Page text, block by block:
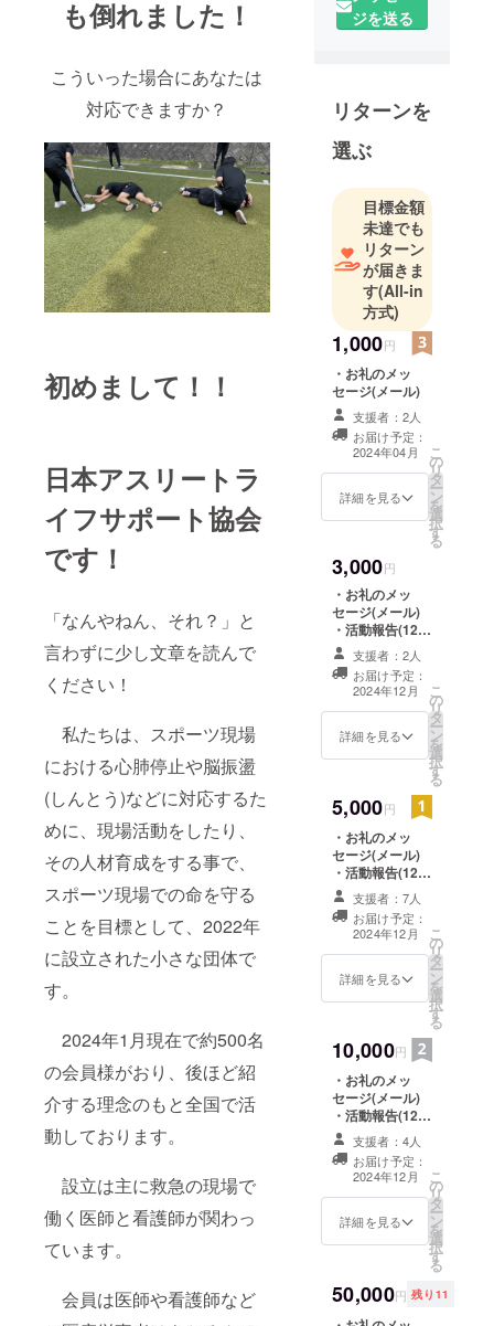
も倒れました！
こういった場合にあなたは
対応できますか？
初めまして！！
日本アスリートラ
イフサポート協会
です！
「なんやねん、それ？」と
言わずに少し文章を読んで
ください！
私たちは、スポーツ現場
における心肺停止や脳振盪
(しんとう)などに対応するた
めに、現場活動をしたり、
その人材育成をする事で、
スポーツ現場での命を守る
ことを目標として、2022年
に設立された小さな団体で
す。
2024年1月現在で約500名
の会員様がおり、後ほど紹
介する理念のもと全国で活
動しております。
設立は主に救急の現場で
働く医師と看護師が関わっ
ています。
会員は医師や看護師など
ジを送る
リターンを
選ぶ
目標金額
未達でも
リターン
が届きま
す(All-in
方式)
1,000円
・お礼のメッ
セージ(メール)
支援者：2人
お届け予定：
2024年04月
詳細を見る
こ
の
リ
タ
ー
ン
を
選
択
す
る
3,000円
・お礼のメッ
セージ(メール)
・活動報告(12月
までの活動につ
き、およそ毎月
メールにて報告
します)
支援者：2人
お届け予定：
2024年12月
詳細を見る
こ
の
リ
タ
ー
ン
を
選
択
す
る
5,000円
・お礼のメッ
セージ(メール)
・活動報告(12月
までの活動につ
き、およそメー
ルにて毎月報告
します) ・当協会
ステッカー 1枚
(ロゴなど、
支援者：7人
お届け予定：
2024年12月
詳細を見る
こ
の
リ
タ
ー
ン
を
選
択
す
る
10,000円
・お礼のメッ
セージ(メール)
・活動報告(12月
までの活動につ
き、およそ毎月
メールにて報告
します) ・当協会
ステッカー1枚
(ロゴなど、
します) ・当協会
ホームページで
のご芳名の掲示
支援者：4人
お届け予定：
2024年12月
詳細を見る
こ
の
リ
タ
ー
ン
を
選
択
す
る
50,000円 残り11